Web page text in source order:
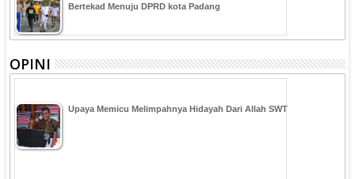
Bertekad Menuju DPRD kota Padang
OPINI
Upaya Memicu Melimpahnya Hidayah Dari Allah SWT